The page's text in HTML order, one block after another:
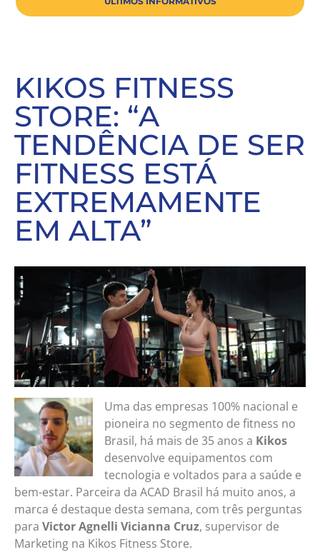
KIKOS FITNESS
STORE: “A
TENDÊNCIA DE SER
FITNESS ESTÁ
EXTREMAMENTE
EM ALTA”
Uma das empresas 100% nacional e
pioneira no segmento de fitness no
Brasil, há mais de 35 anos a Kikos
desenvolve equipamentos com
tecnologia e voltados para a saúde e
bem-estar. Parceira da ACAD Brasil há muito anos, a
marca é destaque desta semana, com três perguntas
para Victor Agnelli Vicianna Cruz, supervisor de
Marketing na Kikos Fitness Store.